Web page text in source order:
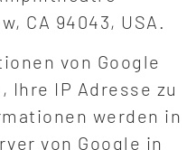
CA 94043, USA.
von Google
Ihre IP Adresse zu
werden in
von Google in